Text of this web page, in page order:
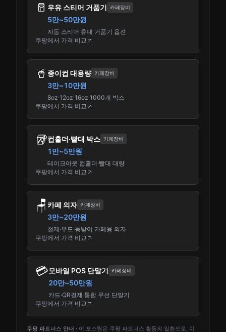
🥛 우유 스티머 거품기 카페장비
5만~50만원
자동 스티머·휴대 거품기 옵션
쿠팡에서 가격 비교
🥤 종이컵 대용량 카페장비
3만~10만원
8oz·12oz·16oz 1000개 박스
쿠팡에서 가격 비교
🥡컵홀더·빨대 박스 카페장비
1만~5만원
테이크아웃 컵홀더·빨대 대량
쿠팡에서 가격 비교
🪑 카페 의자 카페장비
3만~20만원
철제·우드·등받이 카페용 의자
쿠팡에서 가격 비교
💳모바일 POS 단말기 카페장비
20만~50만원
카드·QR결제 통합 무선 단말기
쿠팡에서 가격 비교
쿠팡 파트너스 안내 · 이 포스팅은 쿠팡 파트너스 활동의 일환으로, 이